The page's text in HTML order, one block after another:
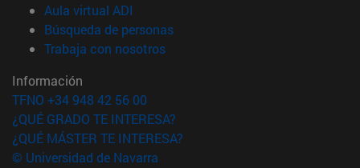
Aula virtual ADI
Búsqueda de personas(abre en nueva ventana)
Trabaja con nosotros(abre en nueva ventana)
Información
TFNO +34 948 42 56 00
¿QUÉ GRADO TE INTERESA?
¿QUÉ MÁSTER TE INTERESA?
© Universidad de Navarra